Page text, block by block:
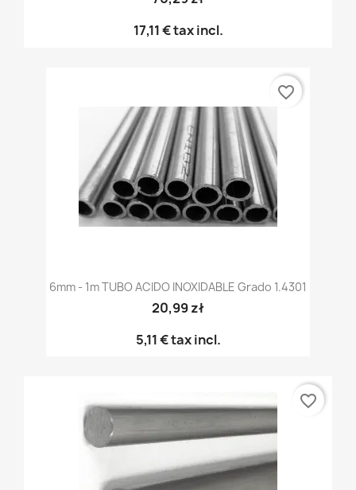
17,11 €tax incl.
6mm - 1m TUBO ACIDO INOXIDABLE Grado 1.4301
20,99 zł
5,11 €tax incl.
favorite_border
favorite_border